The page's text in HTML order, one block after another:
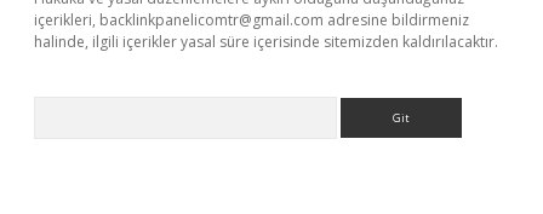
içerikleri, backlinkpanelicomtr@gmail.com adresine bildirmeniz
halinde, ilgili içerikler yasal süre içerisinde sitemizden kaldırılacaktır.